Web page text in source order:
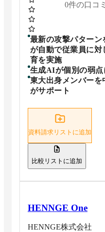
0件の口コミ
最新の攻撃パター
が自動で従業員に
育を実施
生成AIが個別の弱
東大出身メンバーを
がサポート
資料請求リストに追加
比較リストに追加
HENNGE One
HENNGE株式会社